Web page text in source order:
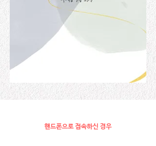
핸드폰으로 접속하신 경우